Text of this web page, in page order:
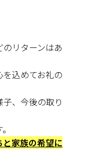
リターンはあ
込めてお礼の
、今後の取り
家族の希望に